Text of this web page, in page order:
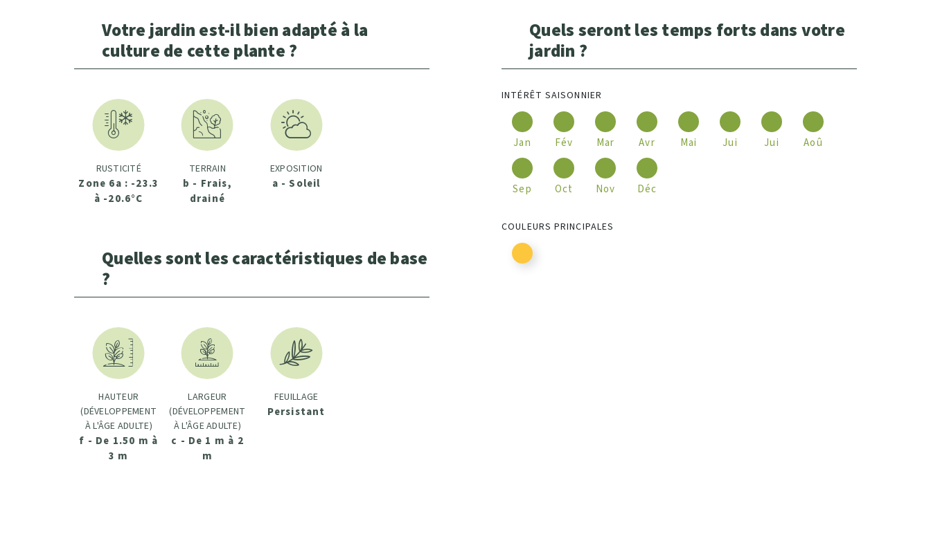
Votre jardin est-il bien adapté à la
culture de cette plante ?
RUSTICITÉ
Zone 6a : -23.3
à -20.6°C
TERRAIN
b - Frais,
drainé
EXPOSITION
a - Soleil
Quelles sont les caractéristiques de base
?
HAUTEUR
(DÉVELOPPEMENT
À L'ÂGE ADULTE)
f - De 1.50 m à
3 m
LARGEUR
(DÉVELOPPEMENT
À L'ÂGE ADULTE)
c - De 1 m à 2
m
FEUILLAGE
Persistant
Quels seront les temps forts dans votre
jardin ?
INTÉRÊT SAISONNIER
Jan Fév Mar Avr Mai Jui Jui Aoû
Sep Oct Nov Déc
COULEURS PRINCIPALES